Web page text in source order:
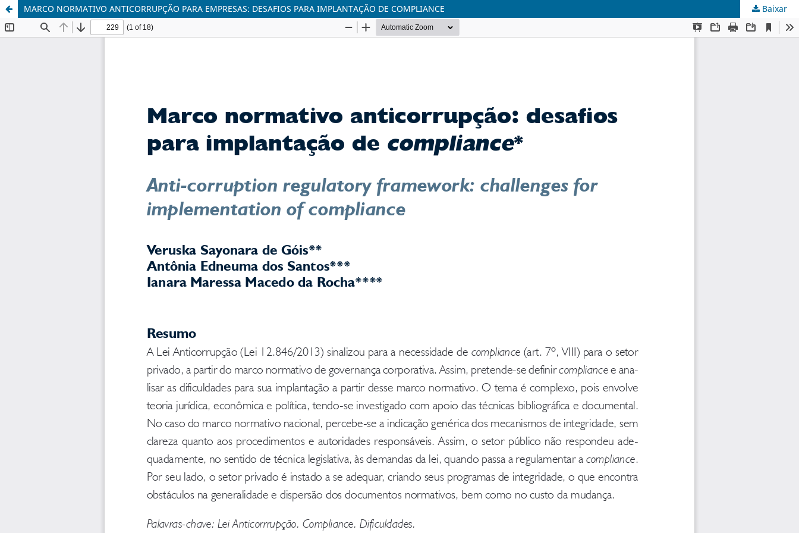
MARCO NORMATIVO ANTICORRUPÇÃO PARA EMPRESAS: DESAFIOS PARA IMPLANTAÇÃO DE COMPLIANCE Baixar